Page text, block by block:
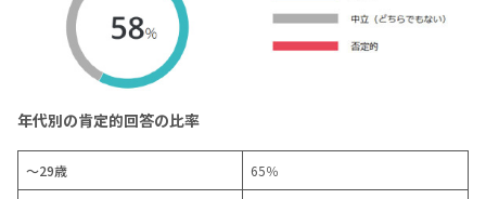
年代別の肯定的回答の比率
～29歳 65％